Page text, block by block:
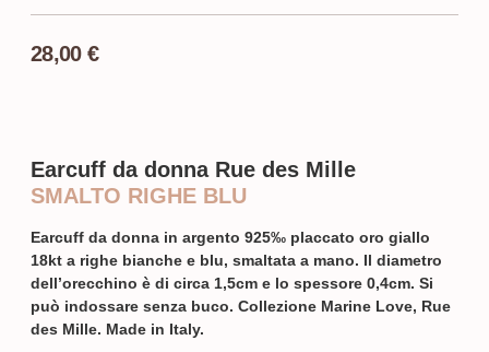
28,00 €
Earcuff da donna Rue des Mille
SMALTO RIGHE BLU
Earcuff da donna in argento 925‰ placcato oro giallo
18kt a righe bianche e blu, smaltata a mano. Il diametro
dell’orecchino è di circa 1,5cm e lo spessore 0,4cm. Si
può indossare senza buco. Collezione Marine Love, Rue
des Mille. Made in Italy.